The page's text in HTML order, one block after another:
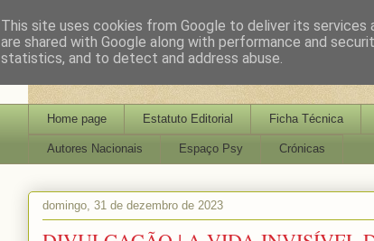
Home page Estatuto Editorial Ficha Técnica
Autores Nacionais Espaço Psy Crónicas
domingo, 31 de dezembro de 2023
This site uses cookies from Google to deliver its services
are shared with Google along with performance and
statistics, and to detect and address abuse.